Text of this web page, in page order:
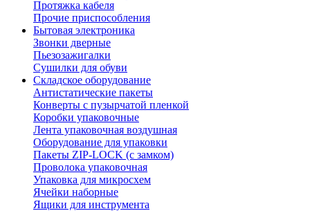
Протяжка кабеля
Прочие приспособления
Бытовая электроника
Звонки дверные
Пьезозажигалки
Сушилки для обуви
Складское оборудование
Антистатические пакеты
Конверты с пузырчатой пленкой
Коробки упаковочные
Лента упаковочная воздушная
Оборудование для упаковки
Пакеты ZIP-LOCK (с замком)
Проволока упаковочная
Упаковка для микросхем
Ячейки наборные
Ящики для инструмента